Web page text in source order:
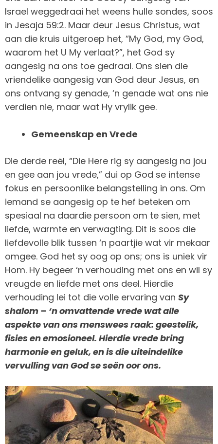
Israel weggedraai het weens hulle sondes, soos
in Jesaja 59:2. Maar deur Jesus Christus, wat
aan die kruis uitgeroep het, “My God, my God,
waarom het U My verlaat?”, het God sy
aangesig na ons toe gedraai. Ons sien die
vriendelike aangesig van God deur Jesus, en
ons ontvang sy genade, ‘n genade wat ons nie
verdien nie, maar wat Hy vrylik gee.
Gemeenskap en Vrede
Die derde reël, “Die Here rig sy aangesig na jou
en gee aan jou vrede,” dui op God se intense
fokus en persoonlike belangstelling in ons. Om
iemand se aangesig op te hef beteken om
spesiaal na daardie persoon om te sien, met
liefde, warmte en verwagting. Dit is soos die
liefdevolle blik tussen ‘n paartjie wat vir mekaar
omgee. God het sy oog op ons; ons is uniek vir
Hom. Hy begeer ‘n verhouding met ons en wil sy
vreugde en liefde met ons deel. Hierdie
verhouding lei tot die volle ervaring van Sy
shalom – ‘n omvattende vrede wat alle
aspekte van ons menswees raak: geestelik,
fisies en emosioneel. Hierdie vrede bring
harmonie en geluk, en is die uiteindelike
vervulling van God se seën oor ons.